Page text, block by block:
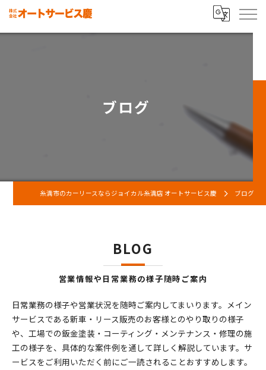
ブログ
糸満市のカーリースならジョイカル糸満店 オートサービス慶 ブログ
BLOG
営業情報や日常業務の様子随時ご案内
日常業務の様子や営業状況を随時ご案内してまいります。メイン
サービスである新車・リース販売のお客様とのやり取りの様子
や、工場での鈑金塗装・コーティング・メンテナンス・修理の施
工の様子を、具体的な案件例を通して詳しく解説しています。サ
ービスをご利用いただく前にご一読されることおすすめします。